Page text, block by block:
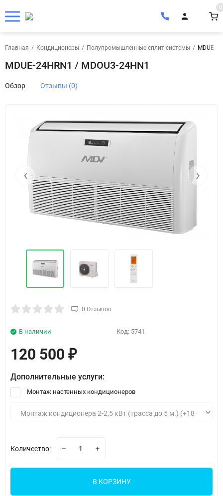
0
Главная / Кондиционеры / Полупромышленные сплит-системы / MDUE-
MDUE-24HRN1 / MDOU3-24HN1
Обзор Отзывы (0)
‹ ›
0 Отзывов
Код: 5741
В наличии
120 500 ₽
Дополнительные услуги:
Монтаж настенных кондиционеров
Количество:
В КОРЗИНУ